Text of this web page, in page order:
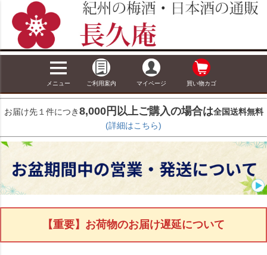
メニュー ご利用案内 マイページ 買い物カゴ
お届け先１件につき8,000円以上ご購入の場合は全国送料無料
(詳細はこちら)
【重要】お荷物のお届け遅延について